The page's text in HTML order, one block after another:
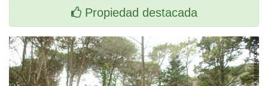
Propiedad destacada